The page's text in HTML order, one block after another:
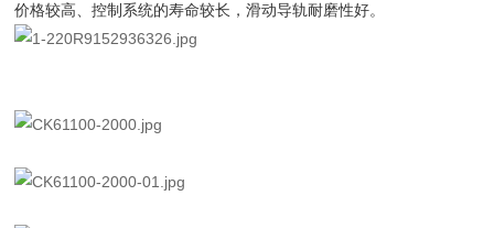
价格较高、控制系统的寿命较长，滑动导轨耐磨性好。